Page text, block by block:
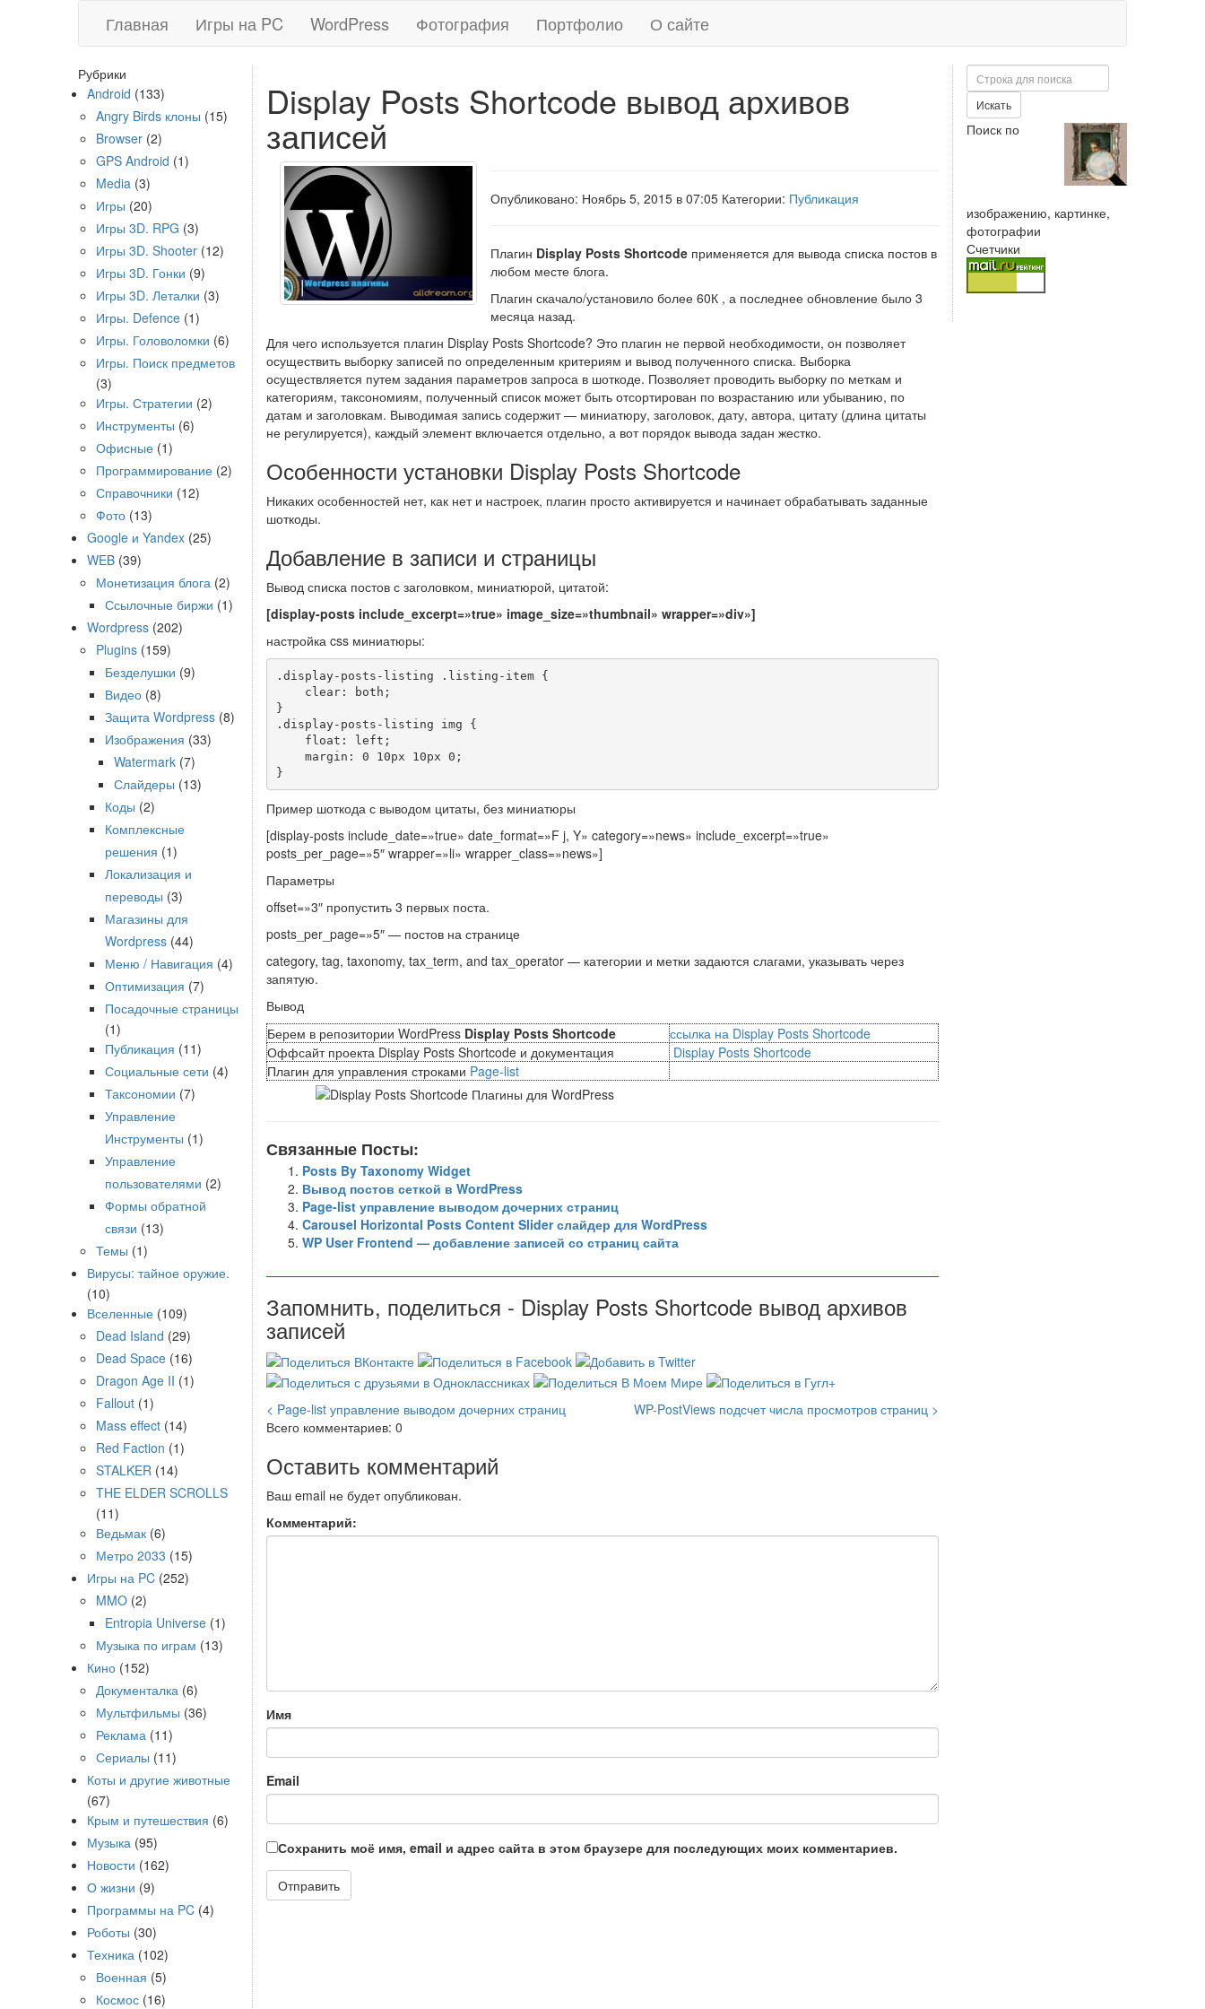
Главная Игры на PC WordPress Фотография Портфолио О сайте
Display Posts Shortcode вывод архивов
записей
Опубликовано: Ноябрь 5, 2015 в 07:05 Категории: Публикация
Плагин Display Posts Shortcode применяется для вывода списка постов в
любом месте блога.
Плагин скачало/установило более 60К , а последнее обновление было 3
месяца назад.
Для чего используется плагин Display Posts Shortcode? Это плагин не первой необходимости, он позволяет
осуществить выборку записей по определенным критериям и вывод полученного списка. Выборка
осуществляется путем задания параметров запроса в шоткоде. Позволяет проводить выборку по меткам и
категориям, таксономиям, полученный список может быть отсортирован по возрастанию или убыванию, по
датам и заголовкам. Выводимая запись содержит — миниатюру, заголовок, дату, автора, цитату (длина цитаты
не регулируется), каждый элемент включается отдельно, а вот порядок вывода задан жестко.
Особенности установки Display Posts Shortcode
Никаких особенностей нет, как нет и настроек, плагин просто активируется и начинает обрабатывать заданные
шоткоды.
Добавление в записи и страницы
Вывод списка постов с заголовком, миниатюрой, цитатой:
[display-posts include_excerpt=»true» image_size=»thumbnail» wrapper=»div»]
настройка css миниатюры:
.display-posts-listing .listing-item {
}
.display-posts-listing img {
Пример шоткода с выводом цитаты, без миниатюры
[display-posts include_date=»true» date_format=»F j, Y» category=»news» include_excerpt=»true»
posts_per_page=»5″ wrapper=»li» wrapper_class=»news»]
Параметры
offset=»3″ пропустить 3 первых поста.
posts_per_page=»5″ — постов на странице
category, tag, taxonomy, tax_term, and tax_operator — категории и метки задаются слагами, указывать через
запятую.
Вывод
Берем в репозитории WordPress Display Posts Shortcode
ссылка на Display Posts Shortcode
Оффсайт проекта Display Posts Shortcode и документация
Display Posts Shortcode
Плагин для управления строками Page-list
Связанные Посты:
Posts By Taxonomy Widget
Вывод постов сеткой в WordPress
Page-list управление выводом дочерних страниц
Carousel Horizontal Posts Content Slider слайдер для WordPress
WP User Frontend — добавление записей со страниц сайта
Запомнить, поделиться - Display Posts Shortcode вывод архивов
записей
< Page-list управление выводом дочерних страниц
WP-PostViews подсчет числа просмотров страниц >
Всего комментариев: 0
Оставить комментарий
Ваш email не будет опубликован.
Комментарий:
Имя
Email
Сохранить моё имя, email и адрес сайта в этом браузере для последующих моих комментариев.
Рубрики
Android (133)
Angry Birds клоны (15)
Browser (2)
GPS Android (1)
Media (3)
Игры (20)
Игры 3D. RPG (3)
Игры 3D. Shooter (12)
Игры 3D. Гонки (9)
Игры 3D. Леталки (3)
Игры. Defence (1)
Игры. Головоломки (6)
Игры. Поиск предметов
(3)
Игры. Стратегии (2)
Инструменты (6)
Офисные (1)
Программирование (2)
Справочники (12)
Фото (13)
Google и Yandex (25)
WEB (39)
Монетизация блога (2)
Ссылочные биржи (1)
Wordpress (202)
Plugins (159)
Безделушки (9)
Видео (8)
Защита Wordpress (8)
Изображения (33)
Watermark (7)
Слайдеры (13)
Коды (2)
Комплексные
решения (1)
Локализация и
переводы (3)
Магазины для
Wordpress (44)
Меню / Навигация (4)
Оптимизация (7)
Посадочные страницы
(1)
Публикация (11)
Социальные сети (4)
Таксономии (7)
Управление
Инструменты (1)
Управление
пользователями (2)
Формы обратной
связи (13)
Темы (1)
Вирусы: тайное оружие.
(10)
Вселенные (109)
Dead Island (29)
Dead Space (16)
Dragon Age II (1)
Fallout (1)
Mass effect (14)
Red Faction (1)
STALKER (14)
THE ELDER SCROLLS
(11)
Ведьмак (6)
Метро 2033 (15)
Игры на PC (252)
MMO (2)
Entropia Universe (1)
Музыка по играм (13)
Кино (152)
Документалка (6)
Мультфильмы (36)
Реклама (11)
Сериалы (11)
Коты и другие животные
(67)
Крым и путешествия (6)
Музыка (95)
Новости (162)
О жизни (9)
Программы на PC (4)
Роботы (30)
Техника (102)
Военная (5)
Космос (16)
Поиск
Искать
Поиск по
изображению, картинке,
фотографии
Счетчики